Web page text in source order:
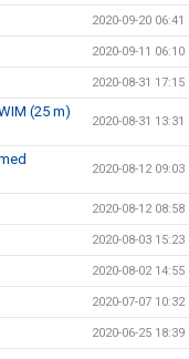
2020-09-20 06:41
2020-09-11 06:10
2020-08-31 17:15
(25 m)
2020-08-31 13:31
2020-08-12 09:03
2020-08-12 08:58
2020-08-03 15:23
2020-08-02 14:55
2020-07-07 10:32
2020-06-25 18:39